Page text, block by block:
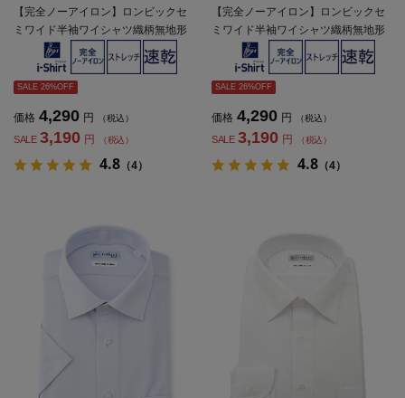
【完全ノーアイロン】ロンビックセ
ミワイド半袖ワイシャツ織柄無地形
態安定ストレッチ吸汗速乾ワイシャ
ツ春夏
SALE 26%OFF
価格 4,290 円 （税込）
SALE 3,190 円 （税込）
4.8 （4）
【完全ノーアイロン】ロンビックセ
ミワイド半袖ワイシャツ織柄無地形
態安定ストレッチ吸汗速乾ワイシャ
ツ春夏
SALE 26%OFF
価格 4,290 円 （税込）
SALE 3,190 円 （税込）
4.8 （4）